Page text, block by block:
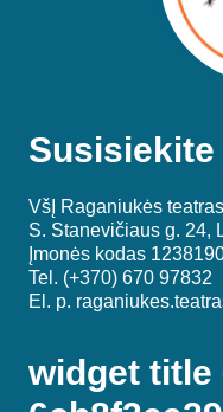
Susisiekite
VšĮ Raganiukės teatras
S. Stanevičiaus g. 24,
Įmonės kodas
Tel. (+370) 670 97832
El. p.
widget title